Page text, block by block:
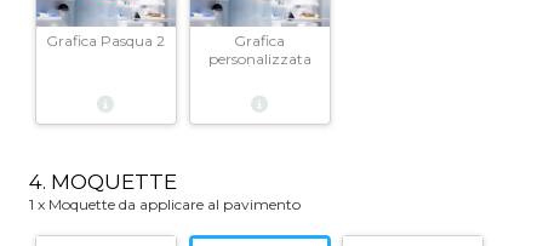
Grafica Pasqua 2
Grafica
personalizzata
4. MOQUETTE
1 x Moquette da applicare al pavimento